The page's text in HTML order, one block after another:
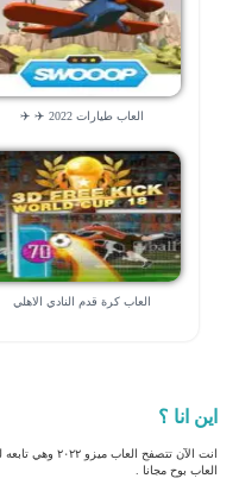
العاب طيارات 2022 ✈️ ✈️
العاب كرة قدم النادي الاهلي
اين انا ؟
العاب بوح مجانا .